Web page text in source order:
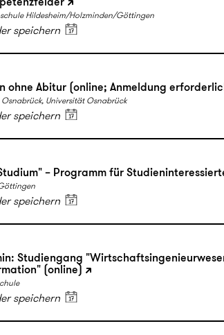
Hildesheim/Holzminden/Göttingen
speichern
ohne Abitur (online; Anmeldung
Universität Osnabrück
speichern
– Programm für
speichern
Studiengang
(online)
speichern